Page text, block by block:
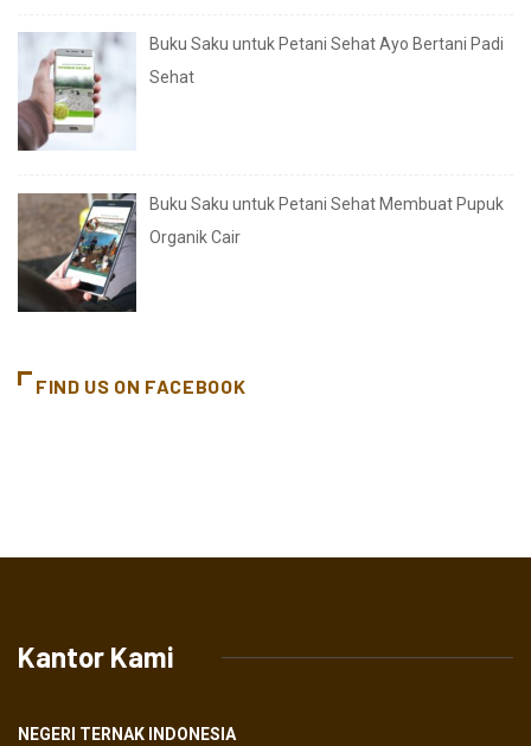
Buku Saku untuk Petani Sehat Ayo Bertani Padi
Sehat
Buku Saku untuk Petani Sehat Membuat Pupuk
Organik Cair
FIND US ON FACEBOOK
Kantor Kami
NEGERI TERNAK INDONESIA